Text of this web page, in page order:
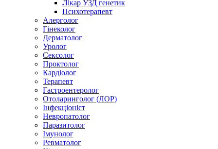
Лікар УЗД генетик
Психотерапевт
Алерголог
Гінеколог
Дерматолог
Уролог
Сексолог
Проктолог
Кардіолог
Терапевт
Гастроентеролог
Отоларинголог (ЛОР)
Інфекціоніст
Невропатолог
Паразитолог
Імунолог
Ревматолог